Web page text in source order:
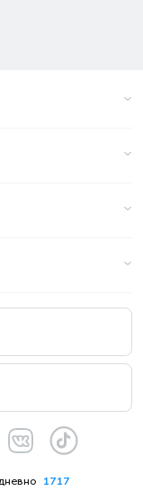
1717